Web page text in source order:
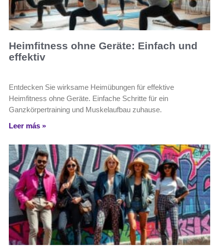
Heimfitness ohne Geräte: Einfach und
effektiv
Entdecken Sie wirksame Heimübungen für effektive
Heimfitness ohne Geräte. Einfache Schritte für ein
Ganzkörpertraining und Muskelaufbau zuhause.
Leer más »